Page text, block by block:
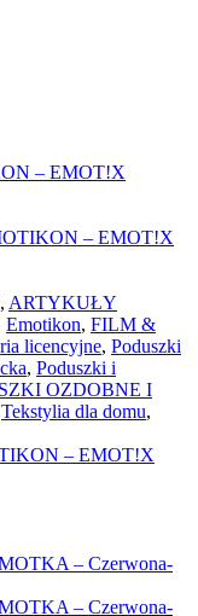
, ARTYKUŁY
Emotikon, FILM &
licencyjne, Poduszki
, Poduszki i
OZDOBNE I
Tekstylia dla domu,
– EMOT!X